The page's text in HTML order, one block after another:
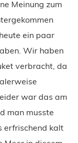
Meinung zum
ein paar
Wir haben
verbracht, da
war das am
man musste
erfrischend kalt